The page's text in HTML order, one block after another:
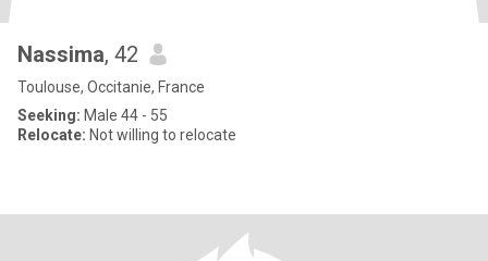
Nassima, 42
Toulouse, Occitanie, France
Seeking: Male 44 - 55
Relocate: Not willing to relocate